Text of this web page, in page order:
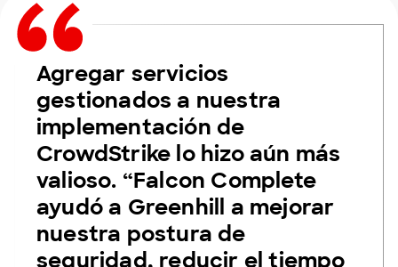
Agregar servicios
gestionados a nuestra
implementación de
CrowdStrike lo hizo aún más
valioso. “Falcon Complete
ayudó a Greenhill a mejorar
nuestra postura de
seguridad, reducir el tiempo